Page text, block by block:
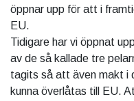
öppnar upp för att i
EU.
Tidigare har vi öppnat
av de så kallade tre
tagits så att även makt i
kunna överlåtas till EU.